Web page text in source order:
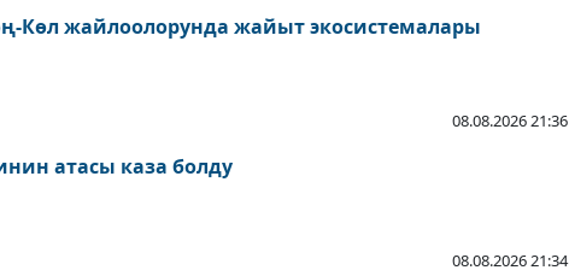
Көл жайлоолорунда жайыт экосистемалары
08.08.2026 21:36
атасы каза болду
08.08.2026 21:34